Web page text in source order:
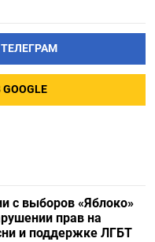
с выборов «Яблоко»
прав на
и поддержке ЛГБТ